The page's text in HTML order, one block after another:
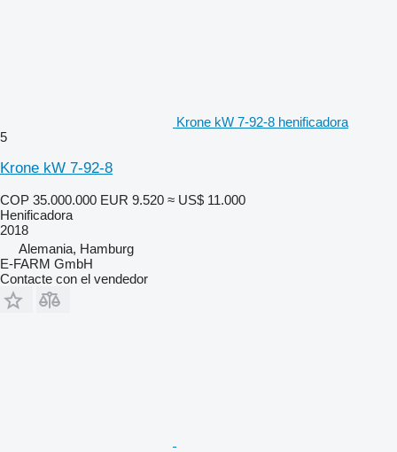
Krone kW 7-92-8 henificadora
5
Krone kW 7-92-8
COP 35.000.000 EUR 9.520 ≈ US$ 11.000
Henificadora
2018
Alemania, Hamburg
E-FARM GmbH
Contacte con el vendedor